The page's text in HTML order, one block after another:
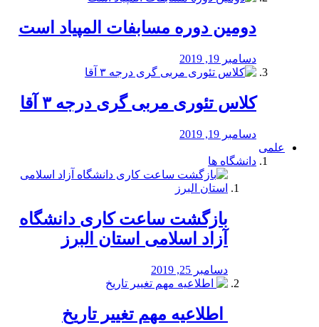
دومین دوره مسابفات المپیاد است
دسامبر 19, 2019
کلاس تئوری مربی گری درجه ۳ آقا
دسامبر 19, 2019
علمی
دانشگاه ها
بازگشت ساعت کاری دانشگاه
آزاد اسلامی استان البرز
دسامبر 25, 2019
️ اطلاعیه مهم تغییر تاریخ